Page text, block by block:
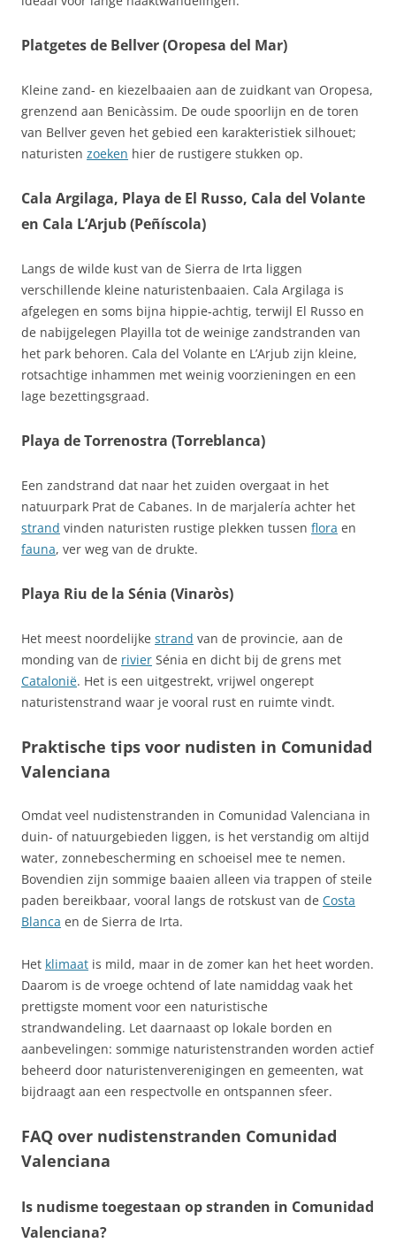
Platgetes de Bellver (Oropesa del Mar)
Kleine zand- en kiezelbaaien aan de zuidkant van Oropesa,
grenzend aan Benicàssim. De oude spoorlijn en de toren
van Bellver geven het gebied een karakteristiek silhouet;
naturisten zoeken hier de rustigere stukken op.
Cala Argilaga, Playa de El Russo, Cala del Volante
en Cala L’Arjub (Peñíscola)
Langs de wilde kust van de Sierra de Irta liggen
verschillende kleine naturistenbaaien. Cala Argilaga is
afgelegen en soms bijna hippie‑achtig, terwijl El Russo en
de nabijgelegen Playilla tot de weinige zandstranden van
het park behoren. Cala del Volante en L’Arjub zijn kleine,
rotsachtige inhammen met weinig voorzieningen en een
lage bezettingsgraad.
Playa de Torrenostra (Torreblanca)
Een zandstrand dat naar het zuiden overgaat in het
natuurpark Prat de Cabanes. In de marjalería achter het
strand vinden naturisten rustige plekken tussen flora en
fauna, ver weg van de drukte.
Playa Riu de la Sénia (Vinaròs)
Het meest noordelijke strand van de provincie, aan de
monding van de rivier Sénia en dicht bij de grens met
Catalonië. Het is een uitgestrekt, vrijwel ongerept
naturistenstrand waar je vooral rust en ruimte vindt.
Praktische tips voor nudisten in Comunidad
Valenciana
Omdat veel nudistenstranden in Comunidad Valenciana in
duin- of natuurgebieden liggen, is het verstandig om altijd
water, zonnebescherming en schoeisel mee te nemen.
Bovendien zijn sommige baaien alleen via trappen of steile
paden bereikbaar, vooral langs de rotskust van de Costa
Blanca en de Sierra de Irta.
Het klimaat is mild, maar in de zomer kan het heet worden.
Daarom is de vroege ochtend of late namiddag vaak het
prettigste moment voor een naturistische
strandwandeling. Let daarnaast op lokale borden en
aanbevelingen: sommige naturistenstranden worden actief
beheerd door naturistenverenigingen en gemeenten, wat
bijdraagt aan een respectvolle en ontspannen sfeer.
FAQ over nudistenstranden Comunidad
Valenciana
Is nudisme toegestaan op stranden in Comunidad
Valenciana?